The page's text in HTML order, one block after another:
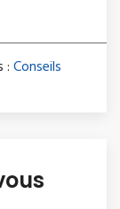
:Conseils